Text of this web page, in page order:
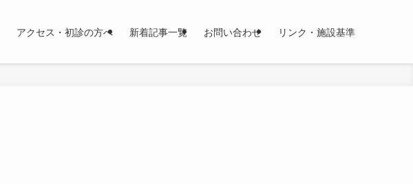
アクセス・初診の方へ 新着記事一覧 お問い合わせ リンク・施設基準